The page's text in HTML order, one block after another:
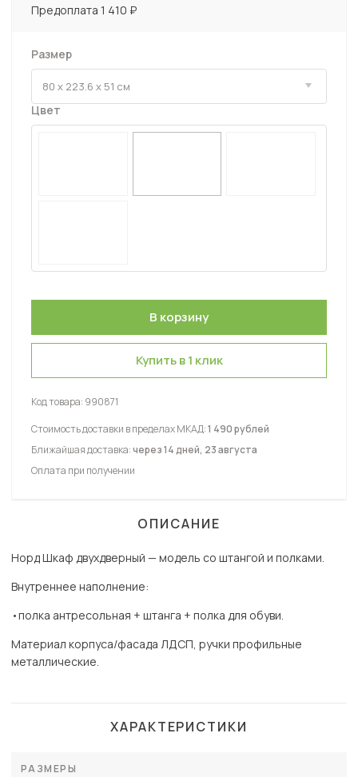
Предоплата 1 410 ₽
Размер
Цвет
Купить в 1 клик
Код товара: 990871
Стоимость доставки в пределах МКАД:1 490 рублей
Ближайшая доставка:через 14 дней, 23 августа
Оплата при получении
ОПИСАНИЕ
Норд Шкаф двухдверный — модель со штангой и полками.
Внутреннее наполнение:
•полка антресольная + штанга + полка для обуви.
Материал корпуса/фасада ЛДСП, ручки профильные
металлические.
ХАРАКТЕРИСТИКИ
РАЗМЕРЫ